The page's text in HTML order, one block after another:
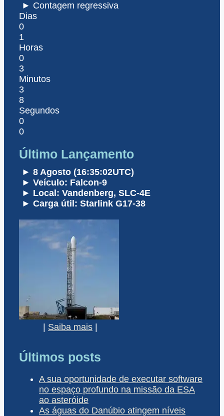
► Contagem regressiva
Dias
0
1
Horas
0
3
Minutos
3
8
Segundos
0
0
Último Lançamento
► 8 Agosto (16:35:02UTC)
► Veículo: Falcon-9
► Local: Vandenberg, SLC-4E
► Carga útil: Starlink G17-38
| Saiba mais |
Últimos posts
A sua oportunidade de executar software
no espaço profundo na missão da ESA
ao asteróide
As águas do Danúbio atingem níveis